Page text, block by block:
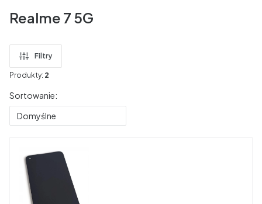
Realme 7 5G
Filtry
Produkty: 2
Lista produktów
Sortowanie:
Domyślne